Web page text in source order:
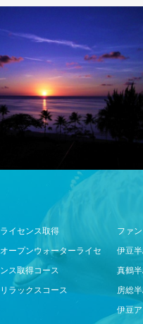
ライセンス取得
オープンウォーターライセ
ンス取得コース
リラックスコース
ファ
伊豆
真鶴
房総
伊豆